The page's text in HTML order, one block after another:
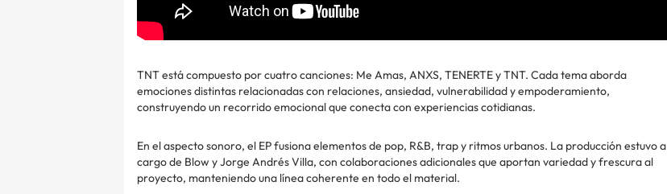
TNT está compuesto por cuatro canciones: Me Amas, ANXS, TENERTE y TNT. Cada tema aborda
emociones distintas relacionadas con relaciones, ansiedad, vulnerabilidad y empoderamiento,
construyendo un recorrido emocional que conecta con experiencias cotidianas.
En el aspecto sonoro, el EP fusiona elementos de pop, R&B, trap y ritmos urbanos. La producción estuvo a
cargo de Blow y Jorge Andrés Villa, con colaboraciones adicionales que aportan variedad y frescura al
proyecto, manteniendo una línea coherente en todo el material.